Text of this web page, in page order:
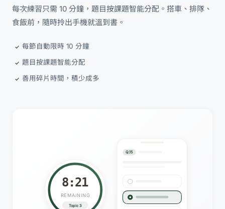
每次練習只需 10 分鐘，題目按課題智能分配。搭車、排隊、
食飯前，隨時拎出手機就溫到書。
每節自動限時 10 分鐘
題目按課題智能分配
善用碎片時間，積少成多
8:20
REMAINING
Topic 3
Q.15